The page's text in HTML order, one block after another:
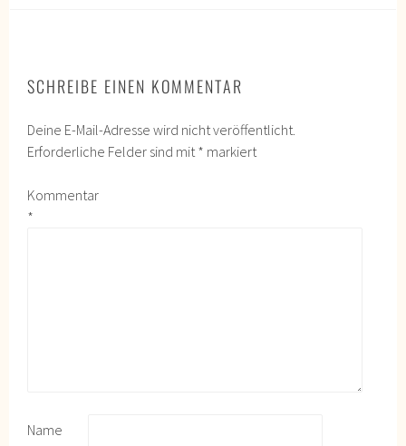
SCHREIBE EINEN KOMMENTAR
Deine E-Mail-Adresse wird nicht veröffentlicht.
Erforderliche Felder sind mit* markiert
Kommentar
*
Name